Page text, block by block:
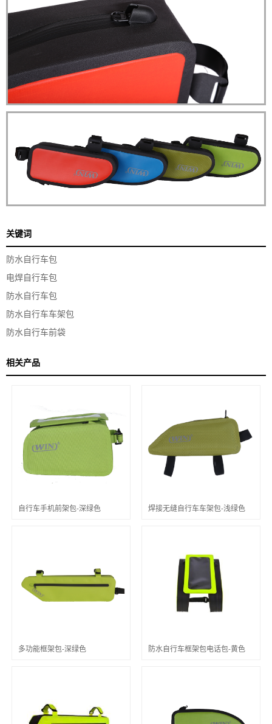
关键词
防水自行车包
电焊自行车包
防水自行车包
防水自行车车架包
防水自行车前袋
相关产品
自行车手机前架包-深绿色 焊接无缝自行车车架包-浅绿色
多功能框架包-深绿色 防水自行车框架包电话包-黄色